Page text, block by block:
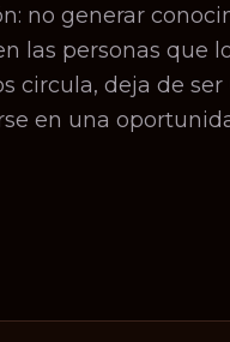
no generar
las personas que
circula, deja de
en una